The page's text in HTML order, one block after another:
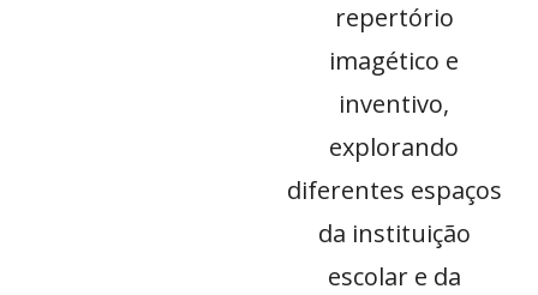
repertório
imagético e
inventivo,
explorando
diferentes espaços
da instituição
escolar e da